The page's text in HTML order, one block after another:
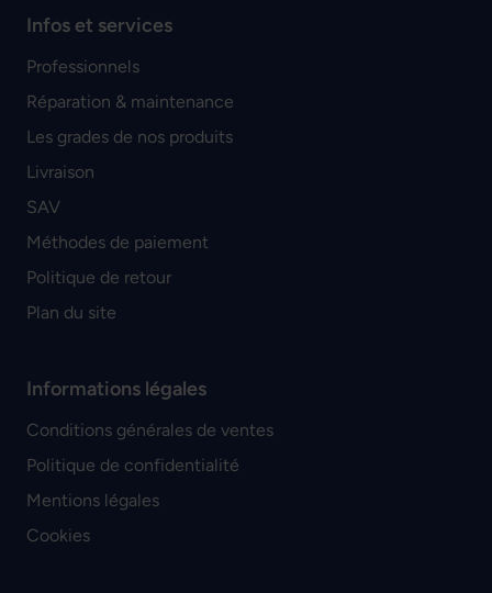
Infos et services
Professionnels
Réparation & maintenance
Les grades de nos produits
Livraison
SAV
Méthodes de paiement
Politique de retour
Plan du site
Informations légales
Conditions générales de ventes
Politique de confidentialité
Mentions légales
Cookies